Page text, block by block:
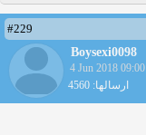
#229
Boysexi0098
4 Jun 2018 09:00
ارسالها: 4560